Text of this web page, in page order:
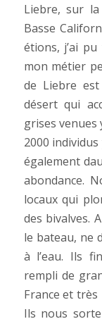
Liebre, sur
Basse
étions, j’ai
mon métier
de Liebre
désert qui
grises venues
2000
également
abondance.
locaux qui
des bivalves.
le bateau, ne
à l’eau. Ils
rempli de
France et
Ils nous